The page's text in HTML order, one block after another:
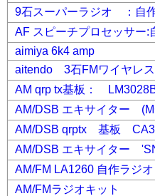
9石スーパーラジオ ：自
AF スピーチプロセッサー:
aimiya 6k4 amp
aitendo 3石FMワイヤレ
AM qrp tx基板：
AM/DSB エキサイター
AM/DSB qrptx 基板
AM/DSB エキサイター
AM/FM LA1260 自作ラジオ
AM/FMラジオキット